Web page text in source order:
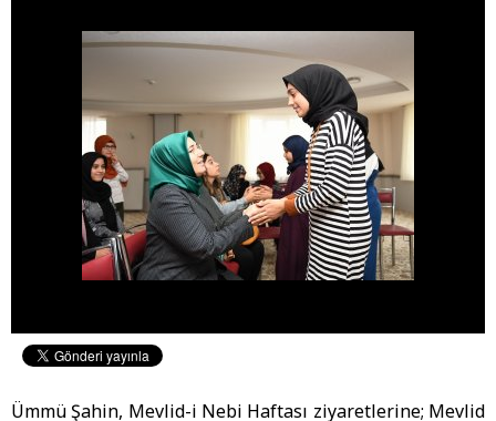
Ümmü Şahin, Mevlid-i Nebi Haftası ziyaretlerine; Mevlid